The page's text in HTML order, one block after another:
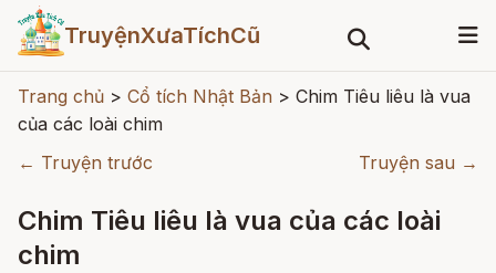
TruyệnXưaTíchCũ
Trang chủ > Cổ tích Nhật Bản > Chim Tiêu liêu là vua
của các loài chim
← Truyện trước
Truyện sau →
Chim Tiêu liêu là vua của các loài
chim